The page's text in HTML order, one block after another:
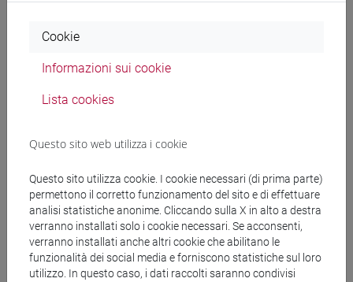
Docenti e corsi di laurea
Programma
Docenti
VOLPATO Francesca- 30h Lezione
Materiali didattici
Materiali su Moodle
Cookie
Informazioni sui cookie
Lista cookies
Questo sito web utilizza i cookie
Questo sito utilizza cookie. I cookie necessari (di prima parte)
permettono il corretto funzionamento del sito e di effettuare
analisi statistiche anonime. Cliccando sulla X in alto a destra
verranno installati solo i cookie necessari. Se acconsenti,
verranno installati anche altri cookie che abilitano le
funzionalità dei social media e forniscono statistiche sul loro
utilizzo. In questo caso, i dati raccolti saranno condivisi